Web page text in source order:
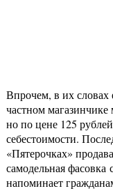
Впрочем, в их
частном
но по цене 125
себестоимости.
«Пятерочках»
самодельная фасовка
напоминает